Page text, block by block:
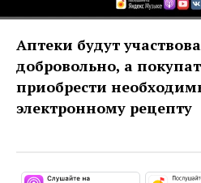
Аптеки будут
добровольно, а
приобрести
электронному рецепту